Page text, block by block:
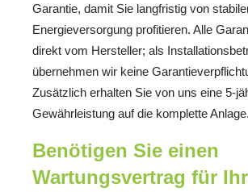
Garantie, damit Sie langfristig von
Energieversorgung profitieren. Alle
direkt vom Hersteller; als
übernehmen wir keine
Zusätzlich erhalten Sie von uns eine 5-
Gewährleistung auf die komplette Anlage.
Benötigen Sie einen
Wartungsvertrag für